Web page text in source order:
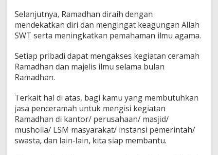
Selanjutnya, Ramadhan diraih dengan
mendekatkan diri dan mengingat keagungan Allah
SWT serta meningkatkan pemahaman ilmu agama.
Setiap pribadi dapat mengakses kegiatan ceramah
Ramadhan dan majelis ilmu selama bulan
Ramadhan.
Terkait hal di atas, bagi kamu yang membutuhkan
jasa penceramah untuk mengisi kegiatan
Ramadhan di kantor/ perusahaan/ masjid/
musholla/ LSM masyarakat/ instansi pemerintah/
swasta, dan lain-lain, kita siap membantu.